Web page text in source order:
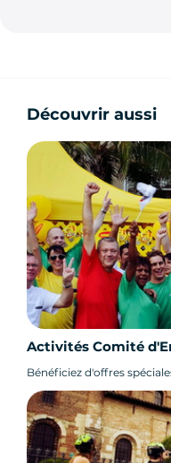
Découvrir aussi
Activités Comité
Bénéficiez d'offres